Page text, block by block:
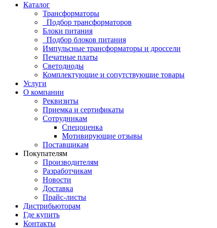
Каталог
Трансформаторы
Подбор трансформаторов
Блоки питания
Подбор блоков питания
Импульсные трансформаторы и дроссели
Печатные платы
Светодиоды
Комплектующие и сопутствующие товары
Услуги
О компании
Реквизиты
Приемка и сертификаты
Сотрудникам
Спецоценка
Мотивирующие отзывы
Поставщикам
Покупателям
Производителям
Разработчикам
Новости
Доставка
Прайс-листы
Дистрибьюторам
Где купить
Контакты